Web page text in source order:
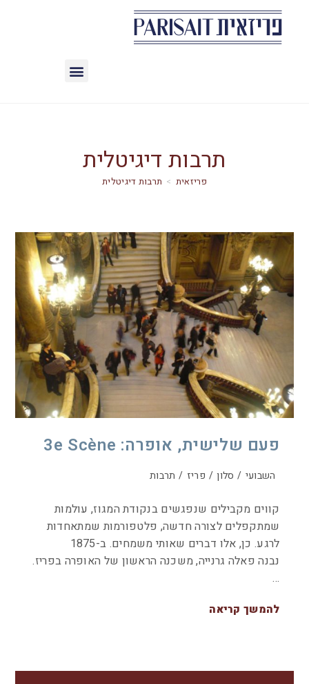
תרבות דיגיטלית
> תרבות דיגיטלית
פעם שלישית, אופרה: 3e Scène
השבועי / סלון / פריז / תרבות
קווים מקבילים שנפגשים בנקודת המגוז, עולמות
שמתקפלים לצורה חדשה, פלטפורמות שמתאחדות
לרגע. כן, אלו דברים שאותי משמחים. ב-1875
נבנה פאלה גרנייה, משכנה הראשון של האופרה בפריז.
…
להמשך קריאה